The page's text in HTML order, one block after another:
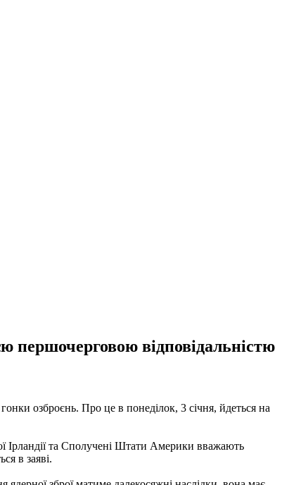
першочерговою відповідальністю
озброєнь. Про це в понеділок, 3 січня, йдеться на
Ірландії та Сполучені Штати Америки вважають
в заяві.